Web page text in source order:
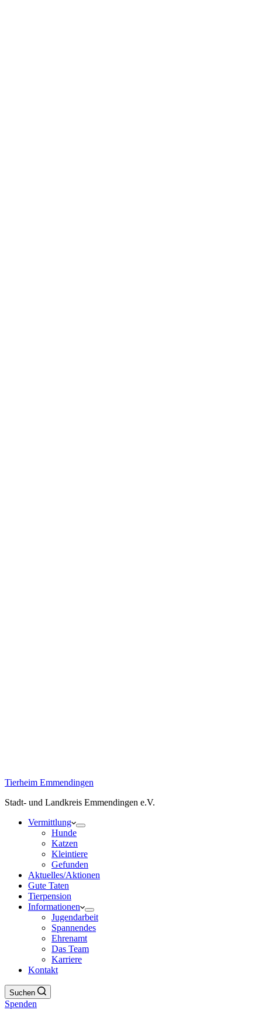
Tierheim Emmendingen
Stadt- und Landkreis Emmendingen e.V.
Vermittlung
Hunde
Katzen
Kleintiere
Gefunden
Aktuelles/Aktionen
Gute Taten
Tierpension
Informationen
Jugendarbeit
Spannendes
Ehrenamt
Das Team
Karriere
Kontakt
Suchen
Spenden